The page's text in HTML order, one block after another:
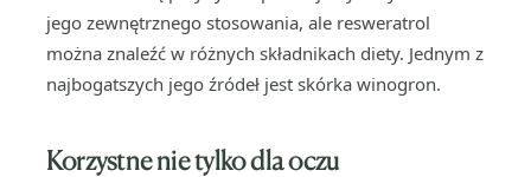
jego zewnętrznego stosowania, ale resweratrol
można znaleźć w różnych składnikach diety. Jednym z
najbogatszych jego źródeł jest skórka winogron.
Korzystne nie tylko dla oczu